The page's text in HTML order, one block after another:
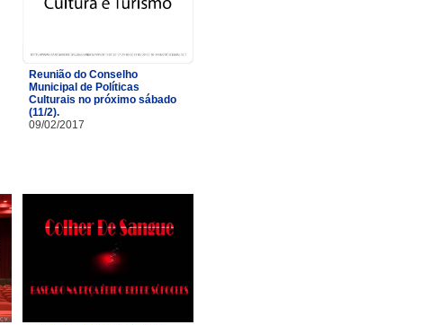
Reunião do Conselho
Municipal de Políticas
Culturais no próximo sábado
(11/2).
09/02/2017